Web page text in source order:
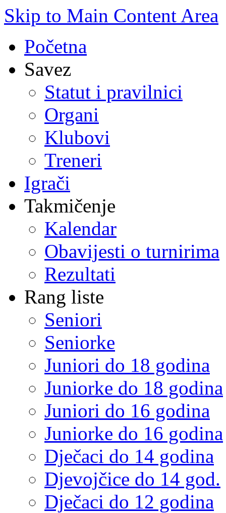
Skip to Main Content Area
Početna
Savez
Statut i pravilnici
Organi
Klubovi
Treneri
Igrači
Takmičenje
Kalendar
Obavijesti o turnirima
Rezultati
Rang liste
Seniori
Seniorke
Juniori do 18 godina
Juniorke do 18 godina
Juniori do 16 godina
Juniorke do 16 godina
Dječaci do 14 godina
Djevojčice do 14 god.
Dječaci do 12 godina